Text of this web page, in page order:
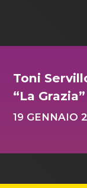
Toni
“La Grazia”
19 GENNAIO